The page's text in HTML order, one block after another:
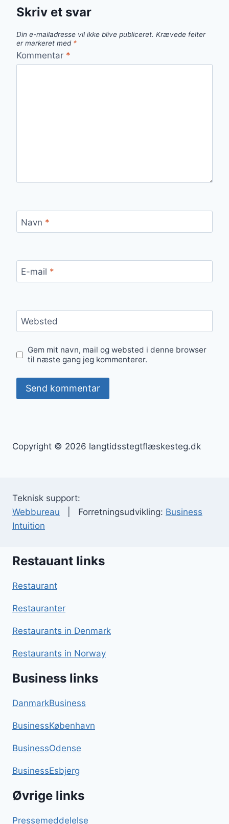
Skriv et svar
Din e-mailadresse vil ikke blive publiceret. Krævede felter
er markeret med *
Kommentar *
Navn *
E-mail *
Websted
Gem mit navn, mail og websted i denne browser
til næste gang jeg kommenterer.
Copyright © 2026 langtidsstegtflæskesteg.dk
Teknisk support:
Webbureau | Forretningsudvikling: Business
Intuition
Restauant links
Restaurant
Restauranter
Restaurants in Denmark
Restaurants in Norway
Business links
DanmarkBusiness
BusinessKøbenhavn
BusinessOdense
BusinessEsbjerg
Øvrige links
Pressemeddelelse